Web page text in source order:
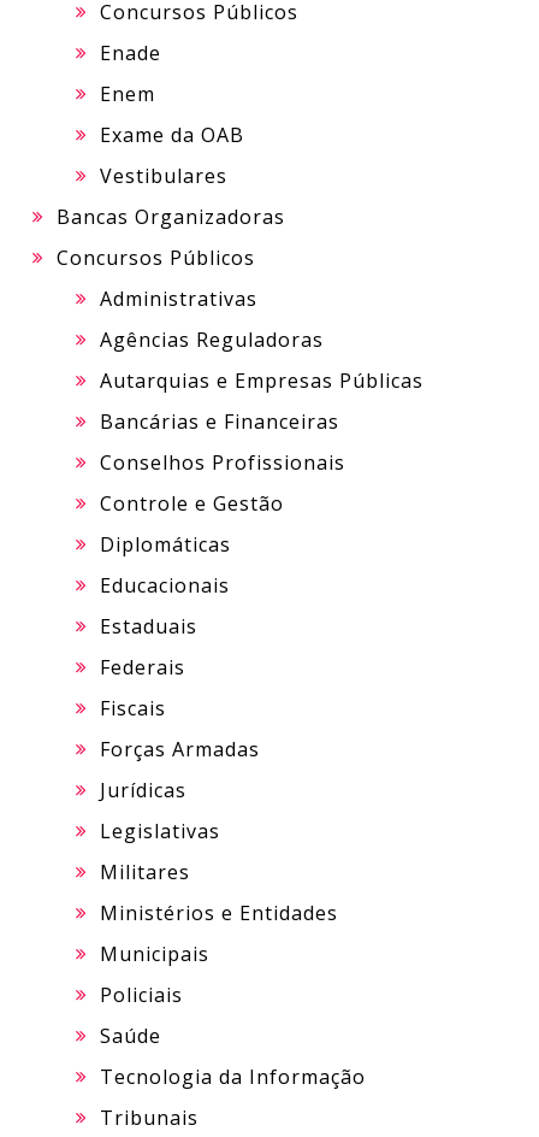
Concursos Públicos
Enade
Enem
Exame da OAB
Vestibulares
Bancas Organizadoras
Concursos Públicos
Administrativas
Agências Reguladoras
Autarquias e Empresas Públicas
Bancárias e Financeiras
Conselhos Profissionais
Controle e Gestão
Diplomáticas
Educacionais
Estaduais
Federais
Fiscais
Forças Armadas
Jurídicas
Legislativas
Militares
Ministérios e Entidades
Municipais
Policiais
Saúde
Tecnologia da Informação
Tribunais